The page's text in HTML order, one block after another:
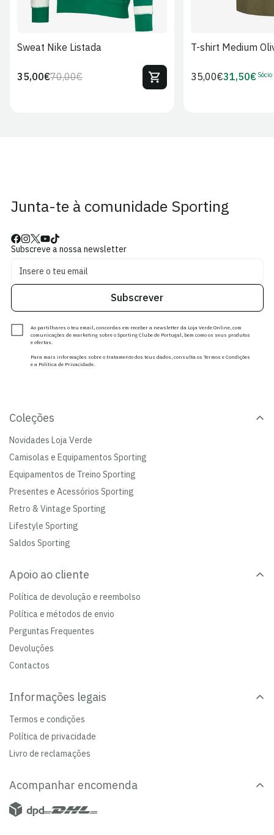
Sweat Nike Listada
Preço
70,00€Preço
35,00€
T-shirt Medium
Preço
35,00€Preço
31,50€ Sócio
Junta-te à comunidade Sporting
Subscreve a nossa newsletter
Subscrever
Ao partilhares o teu email, concordas em receber a newsletter da Loja Verde Online, com
comunicações de marketing sobre o Sporting Clube de Portugal, bem como os seus produtos
e ofertas.
Para mais informações sobre o tratamento dos teus dados, consulta os Termos e Condições
e a Política de Privacidade.
Coleções
Novidades Loja Verde
Camisolas e Equipamentos Sporting
Equipamentos de Treino Sporting
Presentes e Acessórios Sporting
Retro & Vintage Sporting
Lifestyle Sporting
Saldos Sporting
Apoio ao cliente
Política de devolução e reembolso
Política e métodos de envio
Perguntas Frequentes
Devoluções
Contactos
Informações legais
Termos e condições
Política de privacidade
Livro de reclamações
Acompanhar encomenda